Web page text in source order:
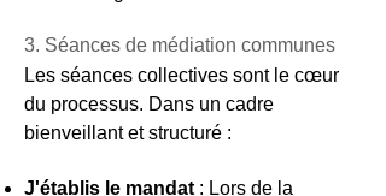
3. Séances de médiation communes
Les séances collectives sont le cœur
du processus. Dans un cadre
bienveillant et structuré :
J'établis le mandat : Lors de la